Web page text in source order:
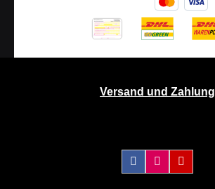
Versand und Zahlung